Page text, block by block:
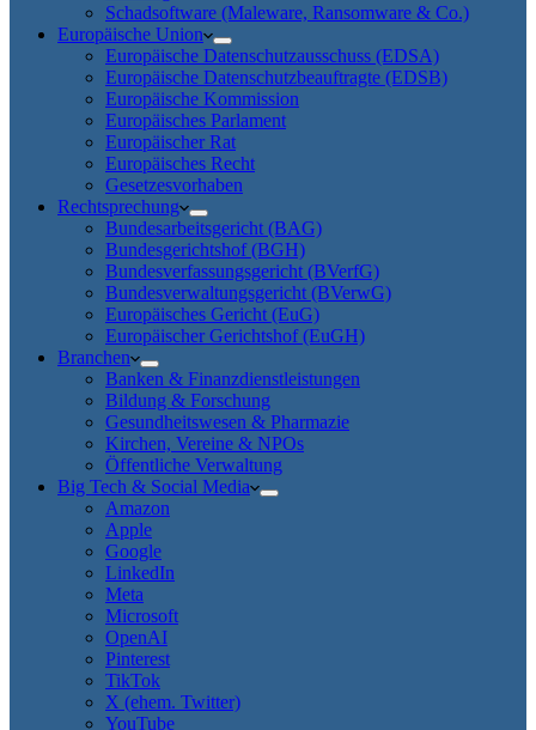
Schadsoftware (Maleware, Ransomware & Co.)
Europäische Union
Europäische Datenschutzausschuss (EDSA)
Europäische Datenschutzbeauftragte (EDSB)
Europäische Kommission
Europäisches Parlament
Europäischer Rat
Europäisches Recht
Gesetzesvorhaben
Rechtsprechung
Bundesarbeitsgericht (BAG)
Bundesgerichtshof (BGH)
Bundesverfassungsgericht (BVerfG)
Bundesverwaltungsgericht (BVerwG)
Europäisches Gericht (EuG)
Europäischer Gerichtshof (EuGH)
Branchen
Banken & Finanzdienstleistungen
Bildung & Forschung
Gesundheitswesen & Pharmazie
Kirchen, Vereine & NPOs
Öffentliche Verwaltung
Big Tech & Social Media
Amazon
Apple
Google
LinkedIn
Meta
Microsoft
OpenAI
Pinterest
TikTok
X (ehem. Twitter)
YouTube